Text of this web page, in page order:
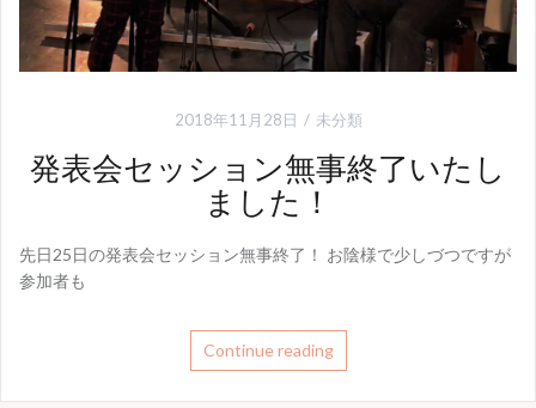
2018年11月28日 未分類
発表会セッション無事終了いたし
ました！
先日25日の発表会セッション無事終了！ お陰様で少しづつですが
参加者も
Continue reading